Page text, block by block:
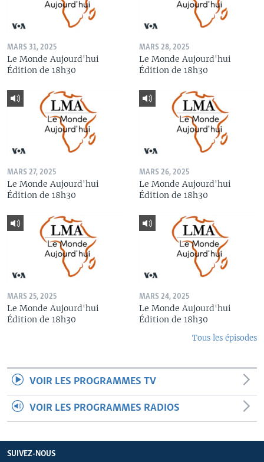
MARS 31, 2025
Le Monde Aujourd'hui
Édition de 18h30
MARS 28, 2025
Le Monde Aujourd'hui
Édition de 18h30
MARS 27, 2025
Le Monde Aujourd'hui
Édition de 18h30
MARS 26, 2025
Le Monde Aujourd'hui
Édition de 18h30
MARS 25, 2025
Le Monde Aujourd'hui
Édition de 18h30
MARS 24, 2025
Le Monde Aujourd'hui
Édition de 18h30
Tous les épisodes
VOIR LES PROGRAMMES TV
VOIR LES PROGRAMMES RADIOS
SUIVEZ-NOUS